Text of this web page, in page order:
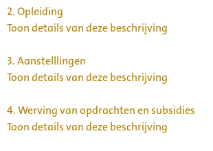
2.Opleiding
Toon details van deze beschrijving
3.Aanstelllingen
Toon details van deze beschrijving
4.Werving van opdrachten en subsidies
Toon details van deze beschrijving